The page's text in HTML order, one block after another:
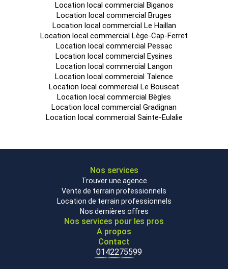
Location local commercial Biganos
Location local commercial Bruges
Location local commercial Le Haillan
Location local commercial Lège-Cap-Ferret
Location local commercial Pessac
Location local commercial Eysines
Location local commercial Langon
Location local commercial Talence
Location local commercial Le Bouscat
Location local commercial Bègles
Location local commercial Gradignan
Location local commercial Sainte-Eulalie
Nos services
Trouver une agence
Vente de terrain professionnels
Location de terrain professionnels
Nos dernières offres
Nos services pour les pros
A propos
Contact
0142275599